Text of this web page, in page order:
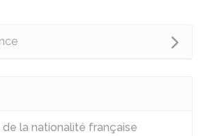
la nationalité française